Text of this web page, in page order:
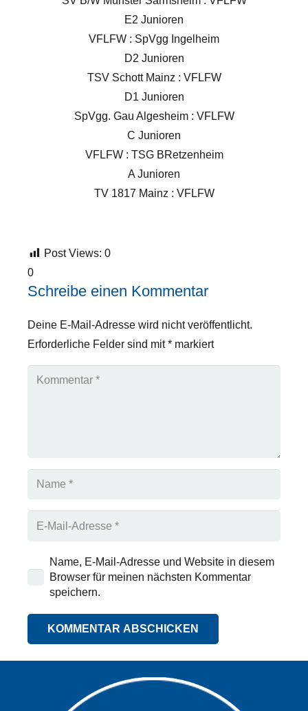
E2 Junioren
VFLFW : SpVgg Ingelheim
D2 Junioren
TSV Schott Mainz : VFLFW
D1 Junioren
SpVgg. Gau Algesheim : VFLFW
C Junioren
VFLFW : TSG BRetzenheim
A Junioren
TV 1817 Mainz : VFLFW
Post Views: 0
0
Schreibe einen Kommentar
Deine E-Mail-Adresse wird nicht veröffentlicht.
Erforderliche Felder sind mit* markiert
Name, E-Mail-Adresse und Website in diesem
Browser für meinen nächsten Kommentar
speichern.
KOMMENTAR ABSCHICKEN